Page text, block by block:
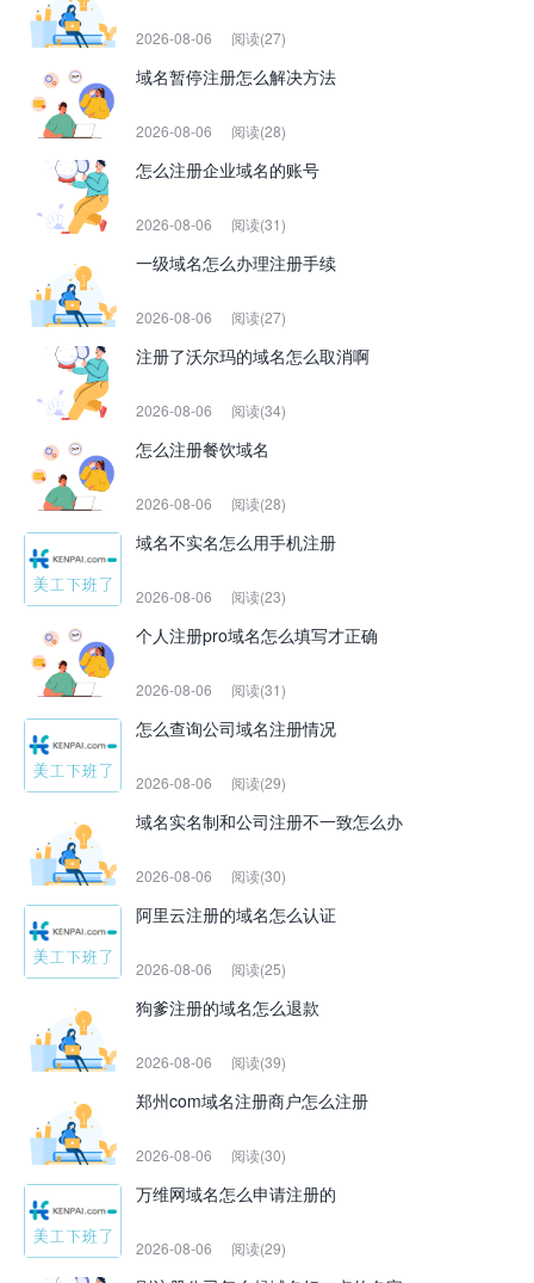
2026-08-06 阅读(27)
域名暂停注册怎么解决方法
2026-08-06 阅读(28)
怎么注册企业域名的账号
2026-08-06 阅读(31)
一级域名怎么办理注册手续
2026-08-06 阅读(27)
注册了沃尔玛的域名怎么取消啊
2026-08-06 阅读(34)
怎么注册餐饮域名
2026-08-06 阅读(28)
域名不实名怎么用手机注册
2026-08-06 阅读(23)
个人注册pro域名怎么填写才正确
2026-08-06 阅读(31)
怎么查询公司域名注册情况
2026-08-06 阅读(29)
域名实名制和公司注册不一致怎么办
2026-08-06 阅读(30)
阿里云注册的域名怎么认证
2026-08-06 阅读(25)
狗爹注册的域名怎么退款
2026-08-06 阅读(39)
郑州com域名注册商户怎么注册
2026-08-06 阅读(30)
万维网域名怎么申请注册的
2026-08-06 阅读(29)